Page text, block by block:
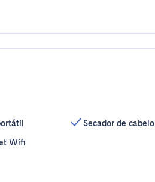
Wifi
Secador de cabelo